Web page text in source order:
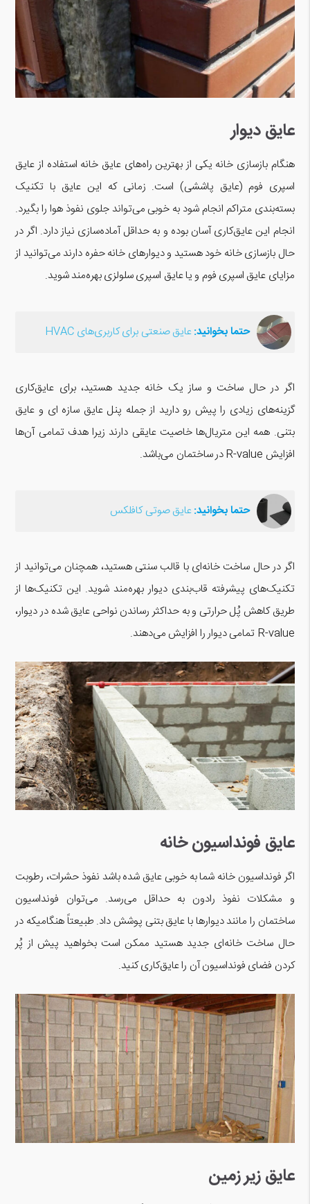
عایق دیوار
هنگام بازسازی خانه یکی از بهترین راه‌های عایق خانه استفاده از عایق
اسپری فوم (عایق پاششی) است. زمانی که این عایق با تکنیک
بسته‌بندی متراکم انجام شود به خوبی می‌تواند جلوی نفوذ هوا را بگیرد.
انجام این عایق‌کاری آسان بوده و به حداقل آماده‌سازی نیاز دارد. اگر در
حال بازسازی خانه خود هستید و دیوارهای خانه حفره دارند می‌توانید از
مزایای عایق اسپری فوم و یا عایق اسپری سلولزی بهره‌مند شوید.
حتما بخوانید:عایق صنعتی برای کاربری‌های HVAC
اگر در حال ساخت و ساز یک خانه جدید هستید، برای عایق‌کاری
گزینه‌های زیادی را پیش رو دارید از جمله پنل عایق سازه ای و عایق
بتنی. همه این متریال‌ها خاصیت عایقی دارند زیرا هدف تمامی آن‌ها
افزایش R-value در ساختمان می‌باشد.
حتما بخوانید:عایق صوتی کافلکس
اگر در حال ساخت خانه‌ای با قالب سنتی هستید، همچنان می‌توانید از
تکنیک‌های پیشرفته قاب‌بندی دیوار بهره‌مند شوید. این تکنیک‌ها از
طریق کاهش پُل حرارتی و به حداکثر رساندن نواحی عایق شده در دیوار،
R-value تمامی دیوار را افزایش می‌دهند.
عایق فونداسیون خانه
اگر فونداسیون خانه شما به خوبی عایق شده باشد نفوذ حشرات، رطوبت
و مشکلات نفوذ رادون به حداقل می‌رسد. می‌توان فونداسیون
ساختمان را مانند دیوارها با عایق بتنی پوشش داد. طبیعتاً هنگامیکه در
حال ساخت خانه‌ای جدید هستید ممکن است بخواهید پیش از پُر
کردن فضای فونداسیون آن را عایق‌کاری کنید.
عایق زیر زمین